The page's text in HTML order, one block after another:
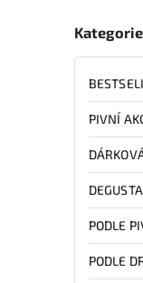
Kategorie
PIVNÍ
PODLE
PODLE